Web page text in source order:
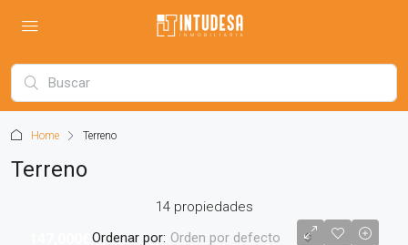
Home Terreno
Terreno
14 propiedades
Ordenar por: Orden por defecto